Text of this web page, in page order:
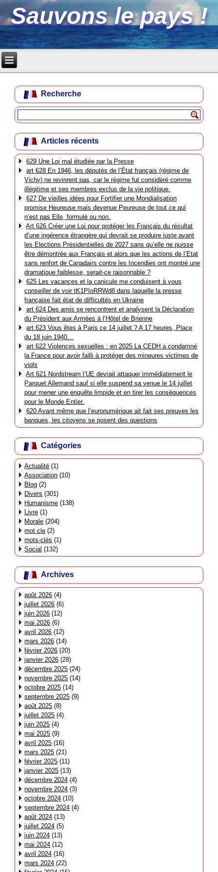
Sauvons le pays !
Recherche
Articles récents
629 Une Loi mal étudiée par la Presse
art 628 En 1946, les députés de l’État français (régime de
Vichy) ne revinrent pas, car le régime fut considéré comme
illégitime et ses membres exclus de la vie politique.
627 De vieilles idées pour Fortifier une Mondialisation
promise Heureuse mais devenue Peureuse de tout ce qui
n’est pas Elle, formulé ou non.
Art 626 Créer une Loi pour protéger les Français du résultat
d’une ingérence étrangère qui devrait se produire juste avant
les Elections Présidentielles de 2027 sans qu’elle ne puisse
être démontrée aux Français et alors que les actions de l’Etat
sans renfort de Canadairs contre les Incendies ont montré une
dramatique faiblesse, serait-ce raisonnable ?
625 Les vacances et la canicule me conduisent à vous
conseiller de voir tK1PIoRRWd8 dans laquelle la presse
française fait état de difficultés en Ukraine
art 624 Des amis se rencontrent et analysent la Déclaration
du Président aux Armées à l’Hôtel de Brienne
art 623 Vous êtes à Paris ce 14 juillet ? A 17 heures, Place
du 18 juin 1940…
art 622 Violences sexuelles : en 2025 La CEDH a condamné
la France pour avoir failli à protéger des mineures victimes de
viols
Art 621 Nordstream l’UE devrait attaquer immédiatement le
Parquet Allemand sauf si elle suspend sa venue le 14 juillet
pour mener une enquête limpide et en tirer les conséquences
pour le Monde Entier.
620 Avant même que l’euronumérique ait fait ses preuves les
banques, les citoyens se posent des questions
Catégories
Actualité (1)
Association (10)
Blog (2)
Divers (301)
Humanisme (138)
Livre (1)
Morale (204)
mot cle (2)
mots-clés (1)
Social (132)
Archives
août 2026 (4)
juillet 2026 (6)
juin 2026 (12)
mai 2026 (6)
avril 2026 (12)
mars 2026 (14)
février 2026 (20)
janvier 2026 (28)
décembre 2025 (24)
novembre 2025 (14)
octobre 2025 (14)
septembre 2025 (9)
août 2025 (8)
juillet 2025 (4)
juin 2025 (4)
mai 2025 (9)
avril 2025 (16)
mars 2025 (21)
février 2025 (11)
janvier 2025 (13)
décembre 2024 (4)
novembre 2024 (3)
octobre 2024 (10)
septembre 2024 (4)
août 2024 (13)
juillet 2024 (5)
juin 2024 (13)
mai 2024 (12)
avril 2024 (16)
mars 2024 (22)